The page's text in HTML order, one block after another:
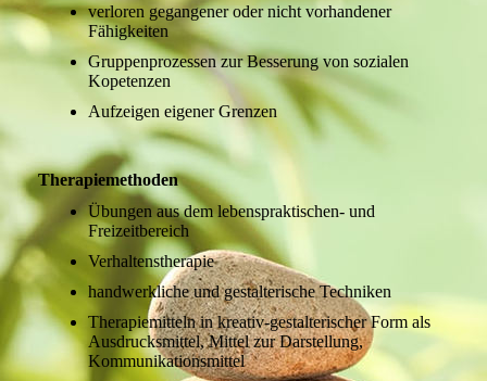
verloren gegangener oder nicht vorhandener
Fähigkeiten
Gruppenprozessen zur Besserung von sozialen
Kopetenzen
Aufzeigen eigener Grenzen
Therapiemethoden
Übungen aus dem lebenspraktischen- und
Freizeitbereich
Verhaltenstherapie
handwerkliche und gestalterische Techniken
Therapiemitteln in kreativ-gestalterischer Form als
Ausdrucksmittel, Mittel zur Darstellung,
Kommunikationsmittel